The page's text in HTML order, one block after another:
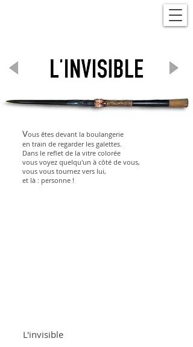
Vous êtes devant la boulangerie
en train de regarder les galettes.
Dans le reflet de la vitre colorée
vous voyez quelqu'un à côté de vous,
vous vous tournez vers lui,
et là : personne !
L'invisible